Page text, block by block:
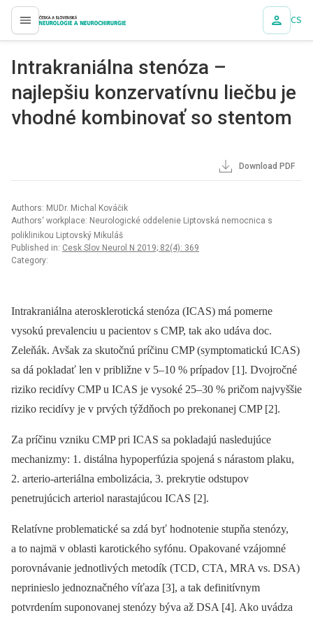
proLékaře.cz CS
Intrakraniálna stenóza –
najlepšiu konzervatívnu liečbu je
vhodné kombinovať so stentom
Download PDF
Authors: MUDr. Michal Kováčik
Authors‘ workplace: Neurologické oddelenie Liptovská nemocnica s
poliklinikou Liptovský Mikuláš
Published in: Cesk Slov Neurol N 2019; 82(4): 369
Category:
Intrakraniálna aterosklerotická stenóza (ICAS) má pomerne
vysokú prevalenciu u pacientov s CMP, tak ako udáva doc.
Zeleňák. Avšak za skutočnú príčinu CMP (symptomatickú ICAS)
sa dá pokladať len v približne v 5–10 % prípadov [1]. Dvojročné
riziko recidívy CMP u ICAS je vysoké 25–30 % pričom najvyššie
riziko recidívy je v prvých týždňoch po prekonanej CMP [2].
Za príčinu vzniku CMP pri ICAS sa pokladajú nasledujúce
mechanizmy: 1. distálna hypoperfúzia spojená s nárastom plaku,
2. arterio-arteriálna embolizácia, 3. prekrytie odstupov
penetrujúcich arteriol narastajúcou ICAS [2].
Relatívne problematické sa zdá byť hodnotenie stupňa stenózy,
a to najmä v oblasti karotického syfónu. Opakované vzájomné
porovnávanie jednotlivých metodík (TCD, CTA, MRA vs. DSA)
neprinieslo jednoznačného víťaza [3], a tak definitívnym
potvrdením suponovanej stenózy býva až DSA [4]. Ako uvádza